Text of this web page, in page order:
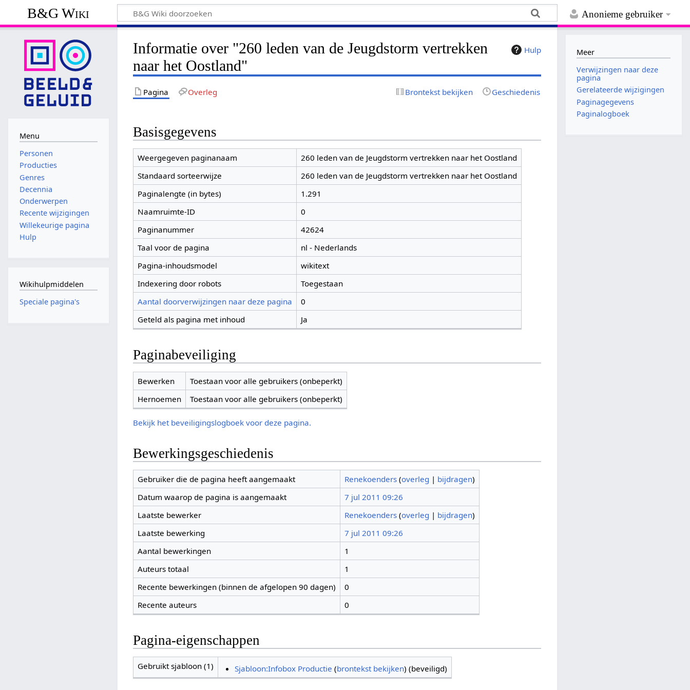
Anonieme gebruiker
B&G Wiki
Hulp
Informatie over "260 leden van de Jeugdstorm vertrekken
naar het Oostland"
Pagina Overleg Brontekst bekijken Geschiedenis
Basisgegevens
Weergegeven paginanaam
260 leden van de Jeugdstorm vertrekken naar het Oostland
Standaard sorteerwijze
260 leden van de Jeugdstorm vertrekken naar het Oostland
Paginalengte (in bytes)
1.291
Naamruimte-ID
0
Paginanummer
42624
Taal voor de pagina
nl - Nederlands
Pagina-inhoudsmodel
wikitext
Indexering door robots
Toegestaan
Aantal doorverwijzingen naar deze pagina
0
Geteld als pagina met inhoud
Ja
Paginabeveiliging
Bewerken
Toestaan voor alle gebruikers (onbeperkt)
Hernoemen
Toestaan voor alle gebruikers (onbeperkt)
Bekijk het beveiligingslogboek voor deze pagina.
Bewerkingsgeschiedenis
Gebruiker die de pagina heeft aangemaakt Renekoenders (overleg | bijdragen)
Datum waarop de pagina is aangemaakt
7 jul 2011 09:26
Laatste bewerker
Renekoenders (overleg | bijdragen)
Laatste bewerking
7 jul 2011 09:26
Aantal bewerkingen
1
Auteurs totaal
1
Recente bewerkingen (binnen de afgelopen 90 dagen)
0
Recente auteurs
0
Pagina-eigenschappen
Gebruikt sjabloon (1) Sjabloon:Infobox Productie (brontekst bekijken) (beveiligd)
Menu
Personen
Producties
Genres
Decennia
Onderwerpen
Recente wijzigingen
Willekeurige pagina
Hulp
Wikihulpmiddelen
Speciale pagina's
Meer
Verwijzingen naar deze
pagina
Gerelateerde wijzigingen
Paginagegevens
Paginalogboek